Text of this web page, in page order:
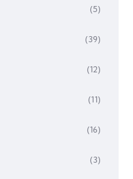
(5)
(39)
(12)
(11)
(16)
(3)